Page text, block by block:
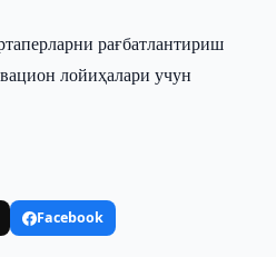
рағбатлантириш
лойиҳалари учун
Facebook